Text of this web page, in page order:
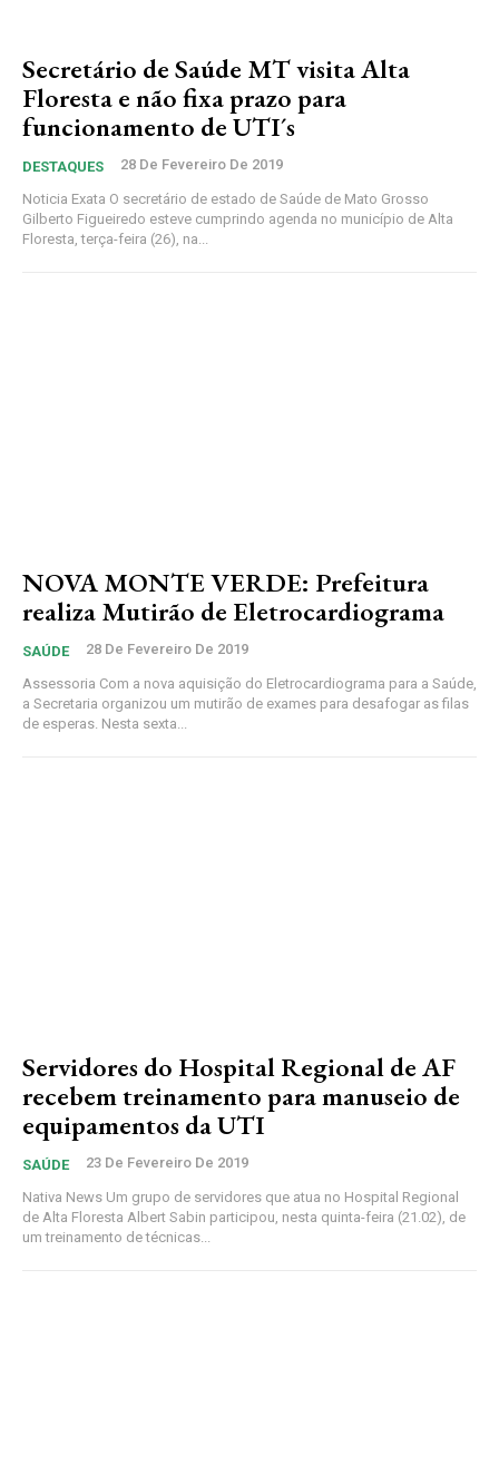
Secretário de Saúde MT visita Alta
Floresta e não fixa prazo para
funcionamento de UTI´s
DESTAQUES 28 De Fevereiro De 2019
Noticia Exata O secretário de estado de Saúde de Mato Grosso
Gilberto Figueiredo esteve cumprindo agenda no município de Alta
Floresta, terça-feira (26), na...
NOVA MONTE VERDE: Prefeitura
realiza Mutirão de Eletrocardiograma
SAÚDE 28 De Fevereiro De 2019
Assessoria Com a nova aquisição do Eletrocardiograma para a Saúde,
a Secretaria organizou um mutirão de exames para desafogar as filas
de esperas. Nesta sexta...
Servidores do Hospital Regional de AF
recebem treinamento para manuseio de
equipamentos da UTI
SAÚDE 23 De Fevereiro De 2019
Nativa News Um grupo de servidores que atua no Hospital Regional
de Alta Floresta Albert Sabin participou, nesta quinta-feira (21.02), de
um treinamento de técnicas...